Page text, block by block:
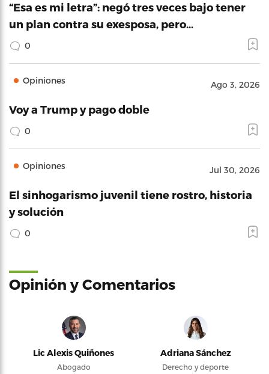
“Esa es mi letra”: negó tres veces bajo tener
un plan contra su exesposa, pero…
0
Opiniones Ago 3, 2026
Voy a Trump y pago doble
0
Opiniones Jul 30, 2026
El sinhogarismo juvenil tiene rostro, historia
y solución
0
Opinión y Comentarios
Lic Alexis Quiñones
Abogado
Adriana Sánchez
Derecho y deporte